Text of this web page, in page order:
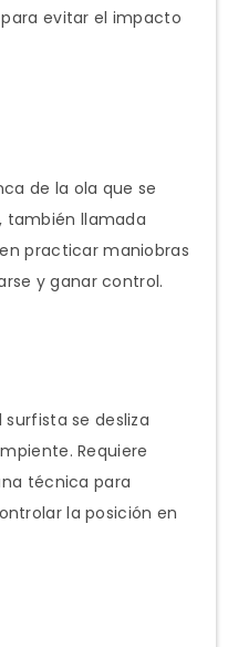
evitar el impacto
de la ola que se
también llamada
practicar maniobras
y ganar control.
surfista se desliza
Requiere
técnica para
la posición en